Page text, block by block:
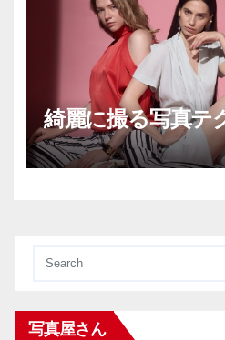
綺麗に撮る写真テ
写真屋さん